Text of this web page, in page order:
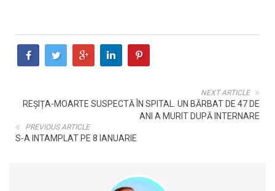
NEXT ARTICLE
REȘIȚA-MOARTE SUSPECTĂ ÎN SPITAL. UN BĂRBAT DE 47 DE
ANI A MURIT DUPĂ INTERNARE
PREVIOUS ARTICLE
S-A INTAMPLAT PE 8 IANUARIE